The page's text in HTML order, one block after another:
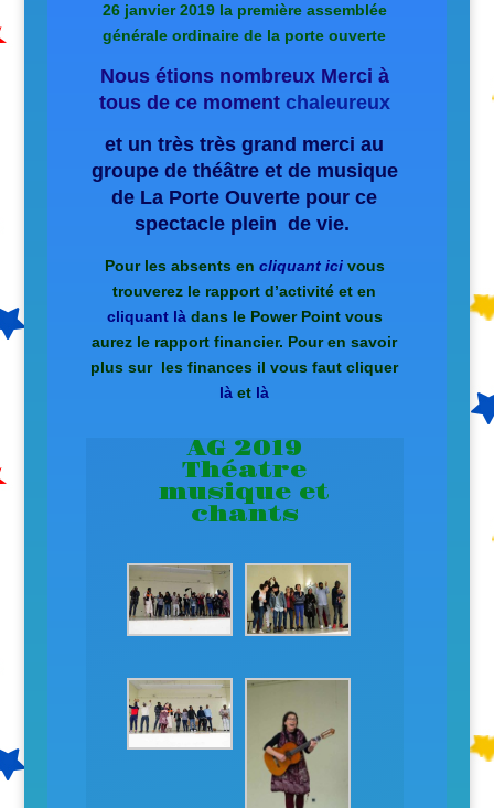
26 janvier 2019 la première assemblée
générale ordinaire de la porte ouverte
Nous étions nombreux Merci à
tous de ce moment chaleureux
et un très très grand merci au
groupe de théâtre et de musique
de La Porte Ouverte pour ce
spectacle plein de vie.
Pour les absents en cliquant ici vous
trouverez le rapport d’activité et en
cliquant làdans le Power Point vous
aurez le rapport financier. Pour en savoir
plus sur les finances il vous faut cliquer
là et là
AG 2019
Théatre
musique et
chants